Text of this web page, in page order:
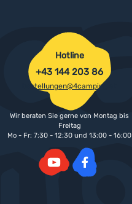
Hotline
+43 144 203 86
bestellungen@4camping.at
Wir beraten Sie gerne von Montag bis
Freitag
Mo - Fr: 7:30 - 12:30 und 13:00 - 16:00